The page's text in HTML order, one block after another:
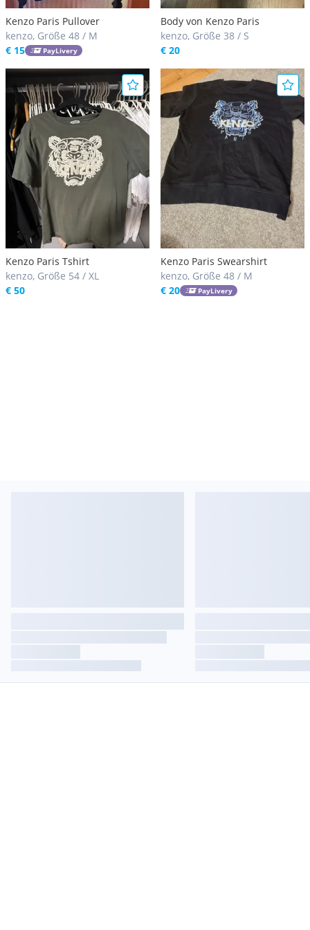
Kenzo Paris Pullover
kenzo, Größe 48 / M
€ 15
PayLivery
Body von Kenzo Paris
kenzo, Größe 38 / S
€ 20
Kenzo Paris Tshirt
kenzo, Größe 54 / XL
€ 50
Kenzo Paris Swearshirt
kenzo, Größe 48 / M
€ 20
PayLivery